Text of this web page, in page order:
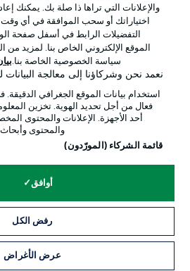
Official Partners
إدارة التفضيلات بيان
القنوات
الوظائف جهة النشر
والإعلانات التي تراها ذا صلة بك. يمكنك
اختياراتك أو سحب الموافقة في أي
التفضيلات الرابط في أسفل صفحة
الموقع الإلكتروني الخاص بنا. لمزيد
سياسة الخصوصية الخاصة بنا.
نعمد نحن وشركاؤنا إلى معالجة البيانات
استخدام بيانات الموقع الجغرافي
فعال من أجل تحديد الهوية. تخزين
أحد الأجهزة. الإعلانات والمحتوى
والمحتوى
قائمة الشركاء (المورّدون)
أوافق
رفض الكل
عرض الأغراض